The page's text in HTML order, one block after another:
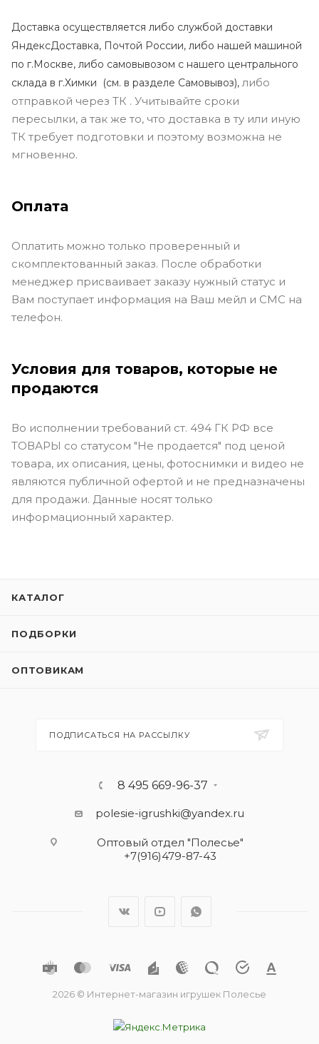
Доставка осуществляется либо службой доставки
ЯндексДоставка, Почтой России, либо нашей машиной
по г.Москве, либо самовывозом с нашего центрального
склада в г.Химки (см. в разделе Самовывоз), либо
отправкой через ТК . Учитывайте сроки
пересылки, а так же то, что доставка в ту или иную
ТК требует подготовки и поэтому возможна не
мгновенно.
Оплата
Оплатить можно только проверенный и
скомплектованный заказ. После обработки
менеджер присваивает заказу нужный статус и
Вам поступает информация на Ваш мейл и СМС на
телефон.
Условия для товаров, которые не
продаются
Во исполнении требований ст. 494 ГК РФ все
ТОВАРЫ со статусом "Не продается" под ценой
товара, их описания, цены, фотоснимки и видео не
являются публичной офертой и не предназначены
для продажи. Данные носят только
информационный характер.
КАТАЛОГ
ПОДБОРКИ
ОПТОВИКАМ
ПОДПИСАТЬСЯ НА РАССЫЛКУ
8 495 669-96-37
polesie-igrushki@yandex.ru
Оптовый отдел "Полесье"
+7(916)479-87-43
2026 © Интернет-магазин игрушек Полесье